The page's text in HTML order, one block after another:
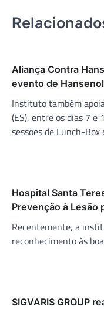
Aliança Contra
evento de
Instituto também
(ES), entre os dias 7 e
sessões de Lunch-Box
Hospital Santa
Prevenção à Lesão
Recentemente, a
reconhecimento às
SIGVARIS GROUP